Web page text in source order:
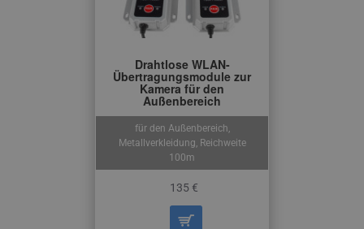
für den Außenbereich,
Metallverkleidung, Reichweite
100m
Drahtlose WLAN-
Übertragungsmodule zur
Kamera für den
Außenbereich
135 €